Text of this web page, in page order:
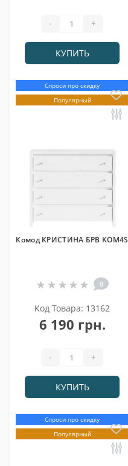
- +
КУПИТЬ
Спроси про скидку
Популярный
Комод КРИСТИНА БРВ KOM4S
0
Код Товара: 13162
6 190 грн.
- +
КУПИТЬ
Спроси про скидку
Популярный